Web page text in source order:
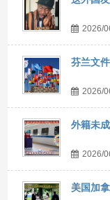
2026/
芬兰文
2026/
外籍未
2026/
美国加